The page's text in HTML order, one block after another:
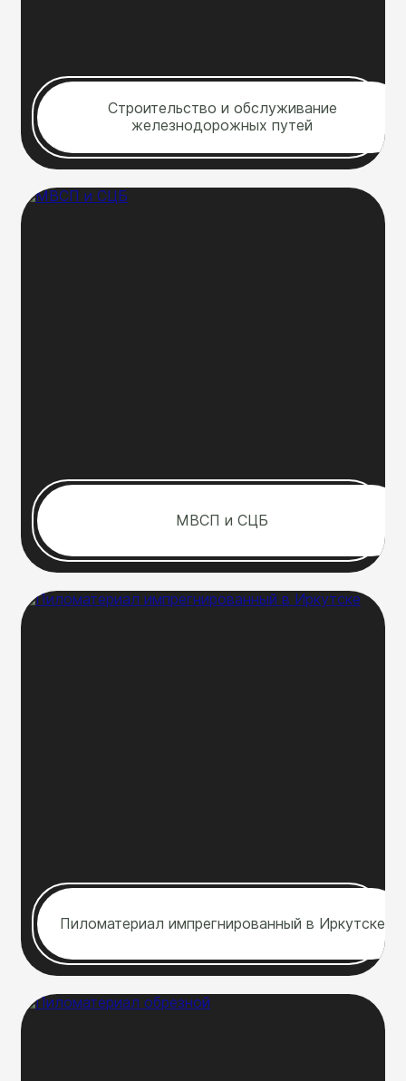
Строительство и обслуживание
железнодорожных путей
МВСП и СЦБ
Пиломатериал импрегнированный в Иркутске